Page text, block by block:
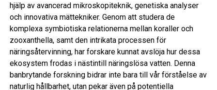
hjälp av avancerad mikroskopiteknik, genetiska analyser
och innovativa mättekniker. Genom att studera de
komplexa symbiotiska relationerna mellan koraller och
zooxanthella, samt den intrikata processen för
näringsåtervinning, har forskare kunnat avslöja hur dessa
ekosystem frodas i nästintill näringslösa vatten. Denna
banbrytande forskning bidrar inte bara till vår förståelse av
naturlig hållbarhet, utan pekar även på potentiella